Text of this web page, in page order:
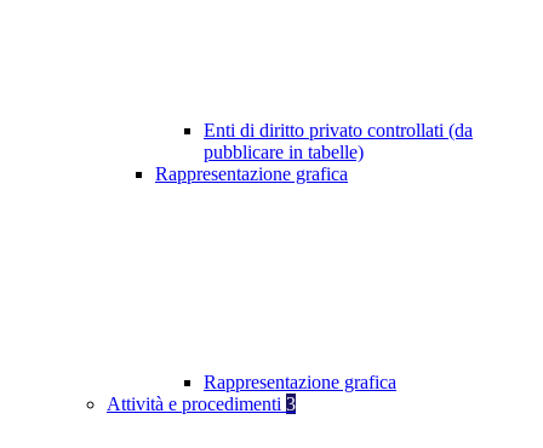
Enti di diritto privato controllati (da
pubblicare in tabelle)
Rappresentazione grafica
Rappresentazione grafica
Attività e procedimenti 3